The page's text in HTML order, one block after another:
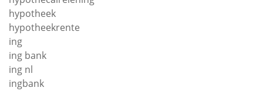
hypotheek
hypotheekrente
ing
ing bank
ing nl
ingbank